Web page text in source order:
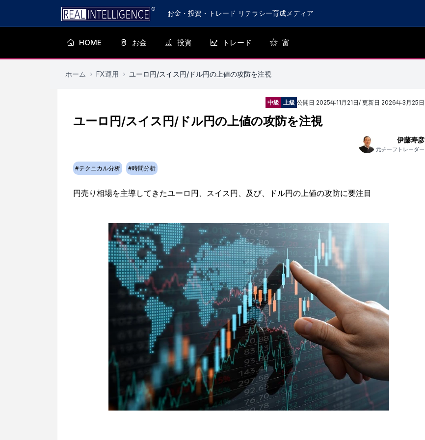
お金・投資・トレード リテラシー育成メディア
HOME お金 投資 トレード 富
ホーム › FX運用 › ユーロ円/スイス円/ドル円の上値の攻防を注視
中級 上級 公開日 2025年11月21日/ 更新日 2026年3月25日
ユーロ円/スイス円/ドル円の上値の攻防を注視
伊藤寿彦
元チーフトレーダー
#テクニカル分析 #時間分析
円売り相場を主導してきたユーロ円、スイス円、及び、ドル円の上値の攻防に要注目